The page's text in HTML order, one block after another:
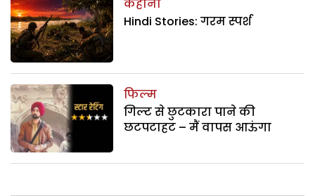
कहानी
Hindi Stories: गरम स्पर्श
फिल्म
गिल्ट से छुटकारा पाने की
छटपटाहट – मैं वापस आऊंगा